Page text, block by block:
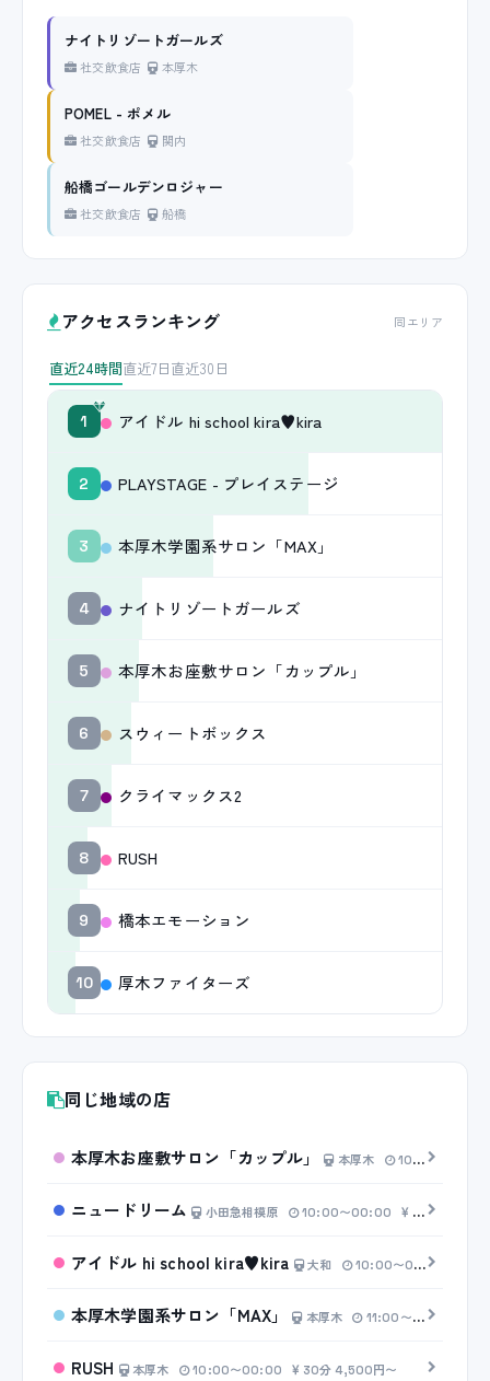
ナイトリゾートガールズ
社交飲食店 本厚木
POMEL - ポメル
社交飲食店 関内
船橋ゴールデンロジャー
社交飲食店 船橋
アクセスランキング 同エリア
直近24時間直近7日直近30日
1 アイドル hi school kira♥kira
2 PLAYSTAGE - プレイステージ
3 本厚木学園系サロン「MAX」
4 ナイトリゾートガールズ
5 本厚木お座敷サロン「カップル」
6 スウィートボックス
7 クライマックス2
8 RUSH
9 橋本エモーション
10 厚木ファイターズ
同じ地域の店
本厚木お座敷サロン「カップル」 本厚木 10:00〜00:00
ニュードリーム 小田急相模原 10:00〜00:00 20分 3,000円〜
アイドル hi school kira♥kira 大和 10:00〜00:00
本厚木学園系サロン「MAX」 本厚木 11:00〜23:00
RUSH 本厚木 10:00〜00:00 30分 4,500円〜